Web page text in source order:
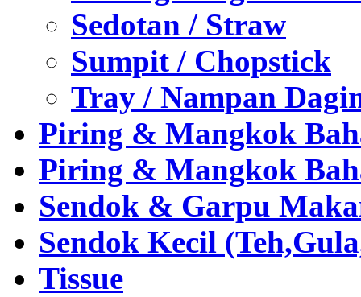
Sedotan / Straw
Sumpit / Chopstick
Tray / Nampan
Piring & Mangkok
Piring & Mangkok
Sendok & Garpu
Sendok Kecil
Tissue